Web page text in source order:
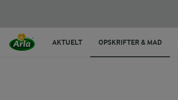
AKTUELT OPSKRIFTER & MAD